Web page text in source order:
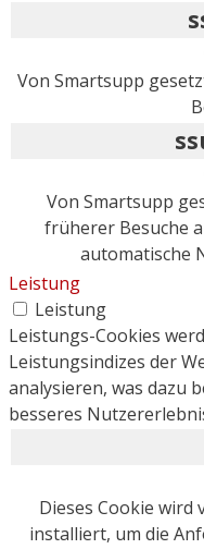
Von Smartsupp
Von Smartsupp
früherer Besuche
automatische
Leistung
Leistung
Leistungs-Cookies
Leistungsindizes der
analysieren, was dazu
besseres
Dieses Cookie wird
installiert, um die